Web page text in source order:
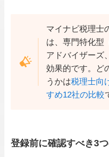
マイナビ税理士
は、専門特化型
アドバイザーズ
効果的です。ど
うかは税理士向
すめ12社の比較
登録前に確認すべき3